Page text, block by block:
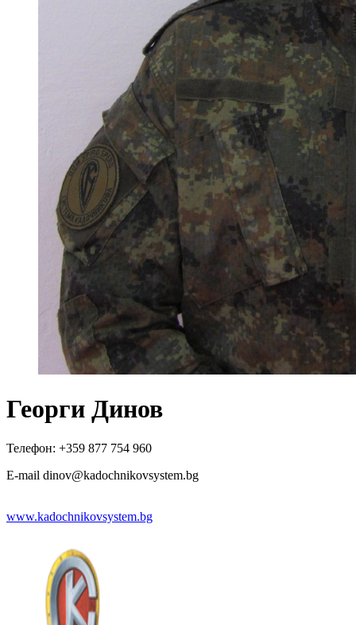
Георги Динов
Телефон: +359 877 754 960
E-mail dinov@kadochnikovsystem.bg
www.kadochnikovsystem.bg